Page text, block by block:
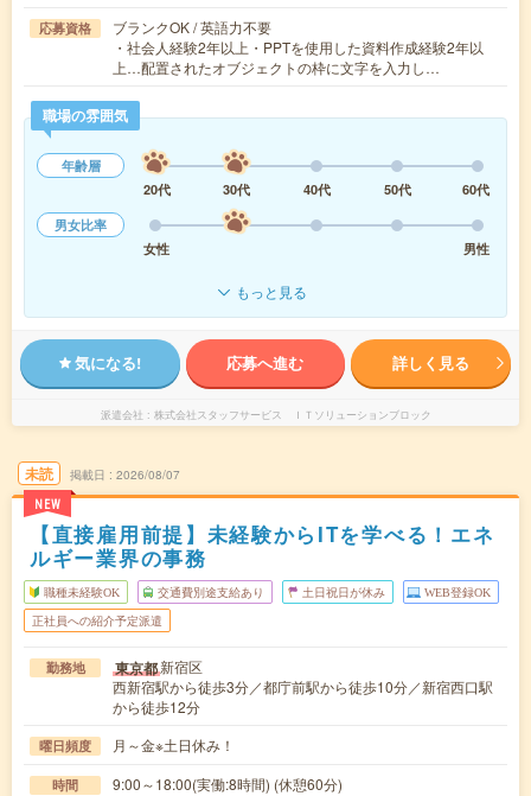
応募資格
ブランクOK / 英語力不要
・社会人経験2年以上・PPTを使用した資料作成経験2年以
上…配置されたオブジェクトの枠に文字を入力し…
職場の雰囲気
年齢層
20代
30代 40代 50代
60代
男女比率
女性
男性
もっと見る
気になる! 応募へ進む 詳しく見る
派遣会社 株式会社スタッフサービス ＩＴソリューションブロック
未読
NEW
掲載日 2026/08/07
【直接雇用前提】未経験からITを学べる！エネ
ルギー業界の事務
職種未経験OK 交通費別途支給あり 土日祝日が休み WEB登録OK
正社員への紹介予定派遣
勤務地 東京都新宿区
西新宿駅から徒歩3分／都庁前駅から徒歩10分／新宿西口駅
から徒歩12分
曜日頻度 月～金※土日休み！
時間 9:00～18:00(実働:8時間) (休憩60分)